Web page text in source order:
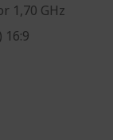
1,70 GHz
16:9